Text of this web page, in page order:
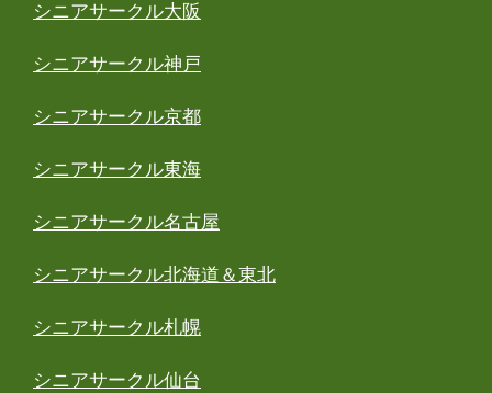
シニアサークル大阪
シニアサークル神戸
シニアサークル京都
シニアサークル東海
シニアサークル名古屋
シニアサークル北海道＆東北
シニアサークル札幌
シニアサークル仙台